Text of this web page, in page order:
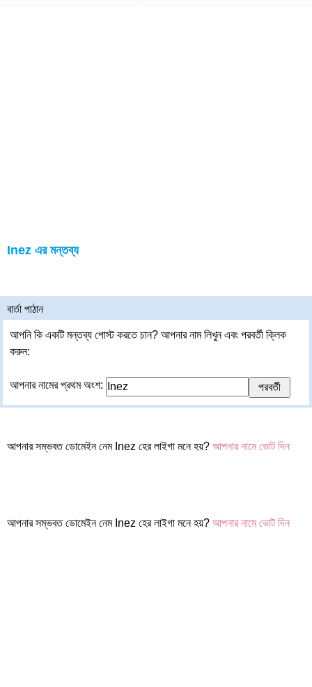
Inez এর মন্তব্য
বার্তা পাঠান
আপনি কি একটি মন্তব্য পোস্ট করতে চান? আপনার নাম লিখুন এবং পরবর্তী ক্লিক
করুন:
আপনার নামের প্রথম অংশ:
আপনার সম্ভবত ডোমেইন নেম Inez হের লাইগা মনে হয়? আপনার নামে ভোট দিন
আপনার সম্ভবত ডোমেইন নেম Inez হের লাইগা মনে হয়? আপনার নামে ভোট দিন